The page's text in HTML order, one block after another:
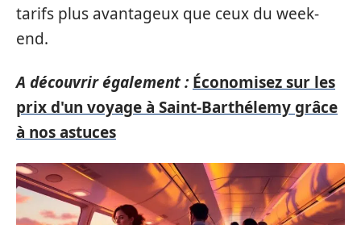
tarifs plus avantageux que ceux du week-
end.
A découvrir également : Économisez sur les
prix d'un voyage à Saint-Barthélemy grâce
à nos astuces